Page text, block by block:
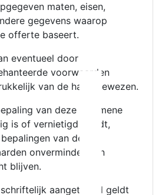
maten, eisen,
gegevens waarop
offerte baseert.
eventueel door
voorwaarden
van de hand gewezen.
van deze algemene
is of vernietigd wordt,
van deze
onverminderd en
blijven.
aangetoond geldt